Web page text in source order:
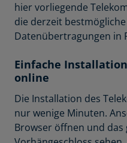
hier vorliegende
die derzeit
Datenübertragungen in
Einfache
online
Die Installation des
nur wenige Minuten.
Browser öffnen und das